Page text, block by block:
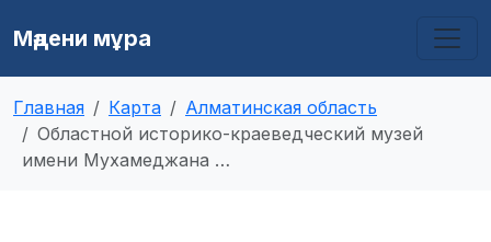
Мәдени мұра
Главная Карта
Алматинская область
Областной историко-краеведческий музей
имени Мухамеджана …